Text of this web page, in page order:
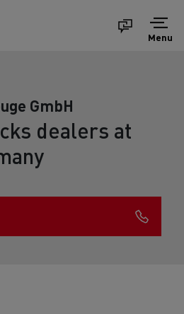
Menu
GmbH
dealers at